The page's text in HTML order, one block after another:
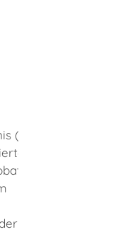
(Belegart OB)
Person
einem